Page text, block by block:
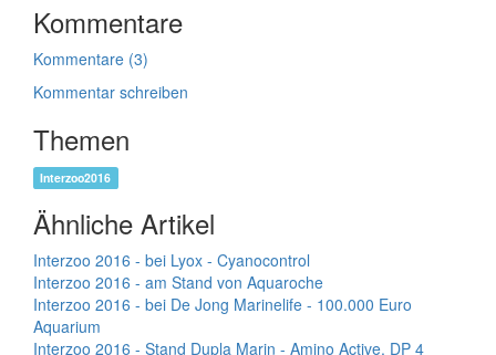
Kommentare
Kommentare (3)
Kommentar schreiben
Themen
Interzoo2016
Ähnliche Artikel
Interzoo 2016 - bei Lyox - Cyanocontrol
Interzoo 2016 - am Stand von Aquaroche
Interzoo 2016 - bei De Jong Marinelife - 100.000 Euro
Aquarium
Interzoo 2016 - Stand Dupla Marin - Amino Active, DP 4